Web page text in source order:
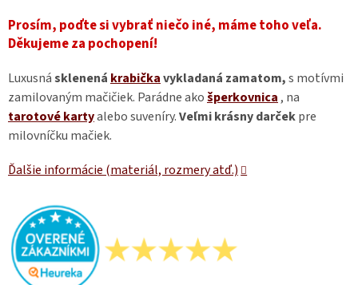
Prosím, poďte si vybrať niečo iné, máme toho veľa.
Děkujeme za pochopení!
Luxusnásklenená krabičkavykladaná zamatom,s motívmi
zamilovaným mačičiek. Parádne akošperkovnica , na
tarotové kartyalebo suveníry.Veľmi krásny darčekpre
milovníčku mačiek.
Ďalšie informácie (materiál, rozmery atď.)